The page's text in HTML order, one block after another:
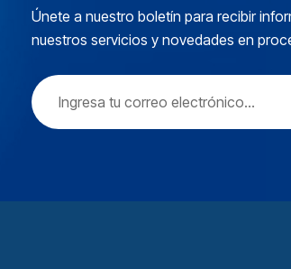
Únete a nuestro boletín para recibir
nuestros servicios y novedades en